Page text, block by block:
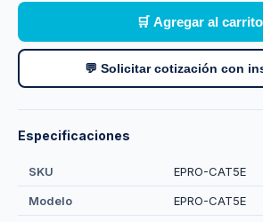
🛒 Agregar al carrito
💬 Solicitar cotización con
Especificaciones
SKU EPRO-CAT5E
Modelo EPRO-CAT5E